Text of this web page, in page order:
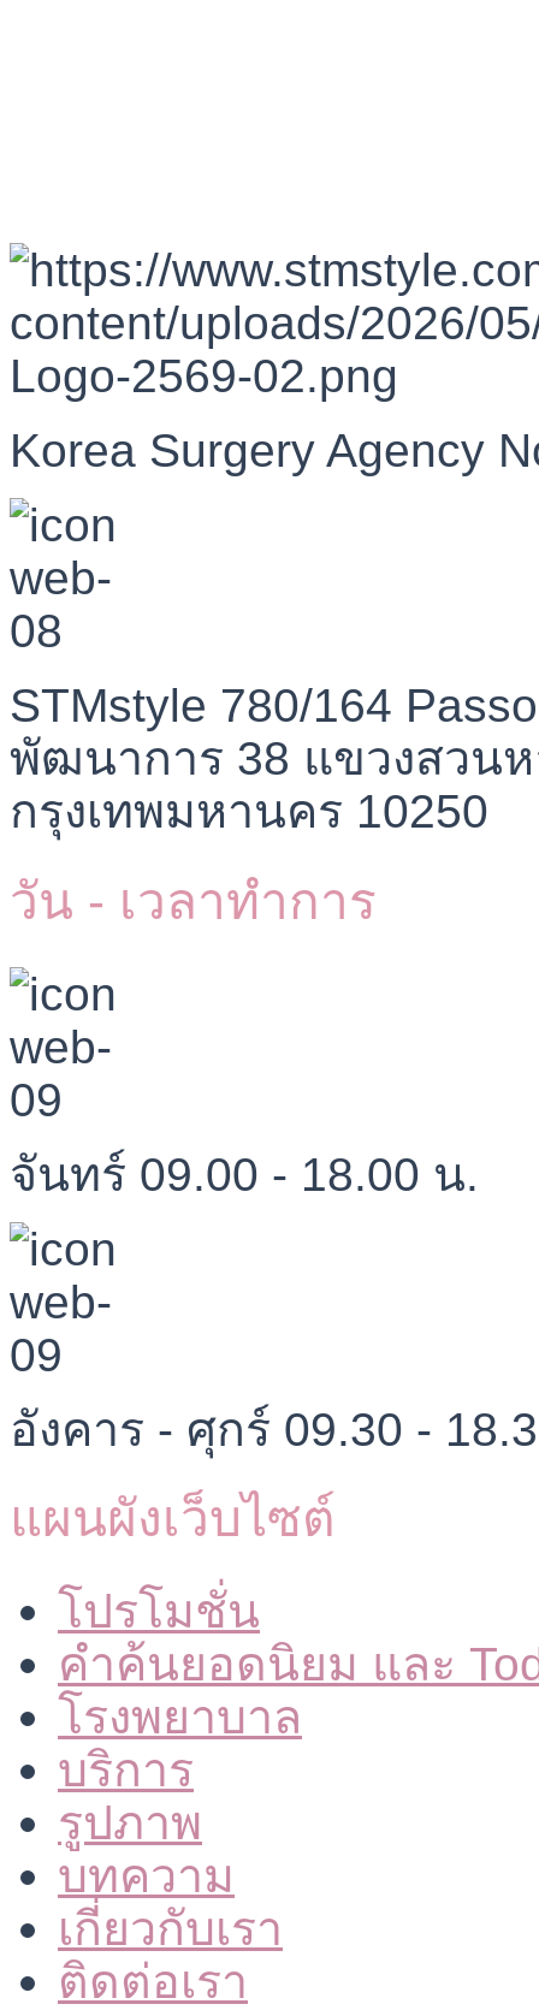
Korea Surgery Agency
STMstyle 780/164
พัฒนาการ 38 แขวงสวน
กรุงเทพมหานคร 10250
วัน - เวลาทำการ
จันทร์ 09.00 - 18.00 น.
อังคาร - ศุกร์ 09.30 -
แผนผังเว็บไซต์
โปรโมชั่น
คำค้นยอดนิยม และ
โรงพยาบาล
บริการ
รูปภาพ
บทความ
เกี่ยวกับเรา
ติดต่อเรา